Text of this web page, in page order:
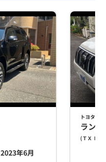
2023年6月
トヨタ
ラン
(ＴＸ Ｌパ